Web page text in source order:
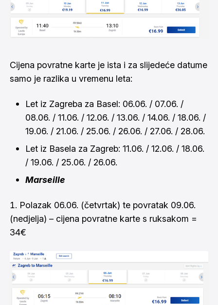
Cijena povratne karte je ista i za slijedeće datume
samo je razlika u vremenu leta:
Let iz Zagreba za Basel: 06.06. / 07.06. /
08.06. / 11.06. / 12.06. / 13.06. / 14.06. / 18.06. /
19.06. / 21.06. / 25.06. / 26.06. / 27.06. / 28.06.
Let iz Basela za Zagreb: 11.06. / 12.06. / 18.06.
/ 19.06. / 25.06. / 26.06.
Marseille
Polazak 06.06. (četvrtak) te povratak 09.06.
(nedjelja) – cijena povratne karte s ruksakom =
34€